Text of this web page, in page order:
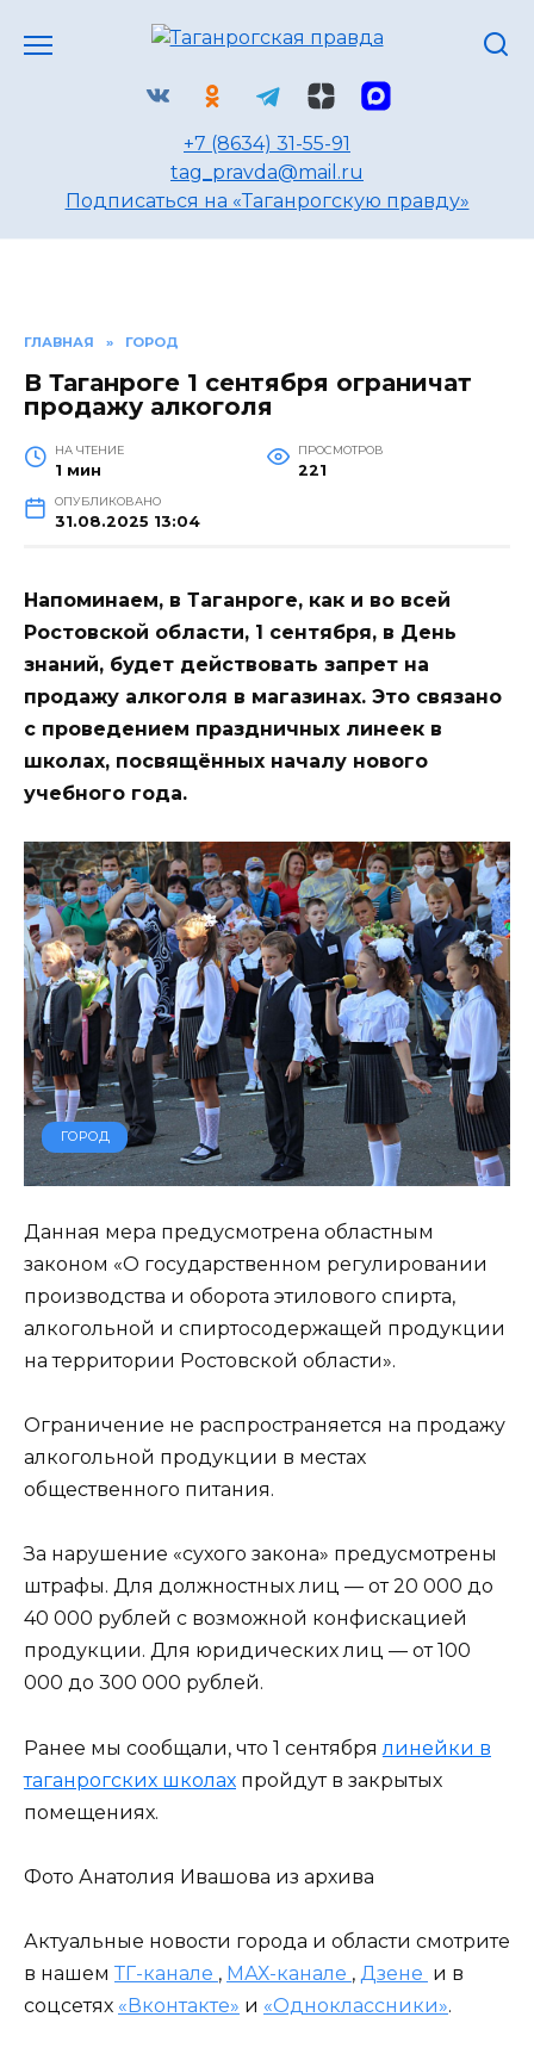
+7 (8634) 31-55-91
tag_pravda@mail.ru
Подписаться на «Таганрогскую правду»
ГЛАВНАЯ » ГОРОД
В Таганроге 1 сентября ограничат
продажу алкоголя
НА ЧТЕНИЕ
1 мин
ПРОСМОТРОВ
221
ОПУБЛИКОВАНО
31.08.2025 13:04
Напоминаем, в Таганроге, как и во всей
Ростовской области, 1 сентября, в День
знаний, будет действовать запрет на
продажу алкоголя в магазинах. Это связано
с проведением праздничных линеек в
школах, посвящённых началу нового
учебного года.
ГОРОД
Данная мера предусмотрена областным
законом «О государственном регулировании
производства и оборота этилового спирта,
алкогольной и спиртосодержащей продукции
на территории Ростовской области».
Ограничение не распространяется на продажу
алкогольной продукции в местах
общественного питания.
За нарушение «сухого закона» предусмотрены
штрафы. Для должностных лиц — от 20 000 до
40 000 рублей с возможной конфискацией
продукции. Для юридических лиц — от 100
000 до 300 000 рублей.
Ранее мы сообщали, что 1 сентября линейки в
таганрогских школах пройдут в закрытых
помещениях.
Фото Анатолия Ивашова из архива
Актуальные новости города и области смотрите
в нашем ТГ-канале , МАХ-канале , Дзене и в
соцсетях «Вконтакте» и «Одноклассники».